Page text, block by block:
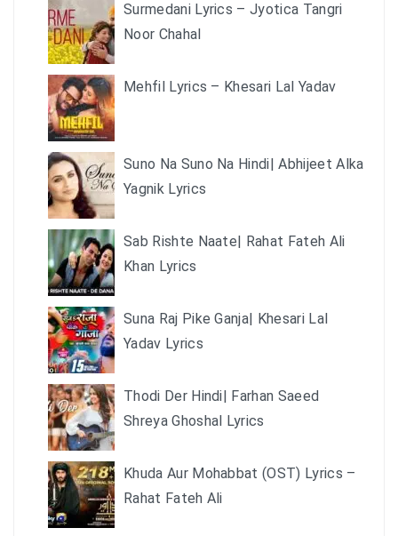
Surmedani Lyrics – Jyotica Tangri
Noor Chahal
Mehfil Lyrics – Khesari Lal Yadav
Suno Na Suno Na Hindi| Abhijeet Alka
Yagnik Lyrics
Sab Rishte Naate| Rahat Fateh Ali
Khan Lyrics
Suna Raj Pike Ganja| Khesari Lal
Yadav Lyrics
Thodi Der Hindi| Farhan Saeed
Shreya Ghoshal Lyrics
Khuda Aur Mohabbat (OST) Lyrics –
Rahat Fateh Ali